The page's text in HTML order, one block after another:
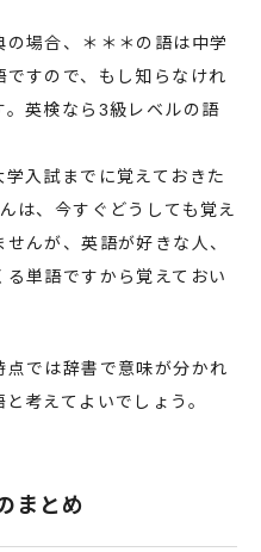
場合、＊＊＊の語は中学
すので、もし知らなけれ
。英検なら3級レベルの語
入試までに覚えておきた
は、今すぐどうしても覚え
んが、英語が好きな人、
単語ですから覚えておい
では辞書で意味が分かれ
考えてよいでしょう。
まとめ